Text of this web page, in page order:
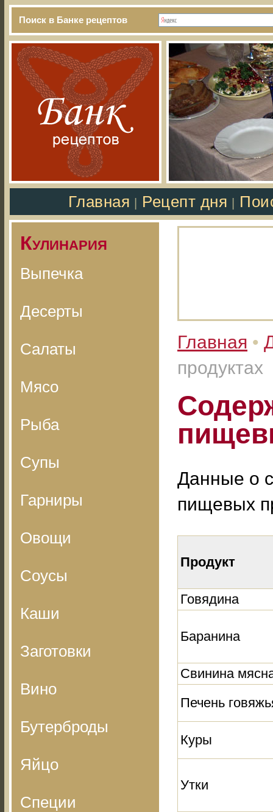
Поиск в Банке рецептов
Главная Рецепт дня
Кулинария
Выпечка
Десерты
Салаты
Мясо
Рыба
Супы
Гарниры
Овощи
Соусы
Каши
Заготовки
Вино
Бутерброды
Яйцо
Специи
Главная •
продуктах
Данные о
пищевых
Продукт
Говядина
Баранина
Свинина
Печень
Куры
Утки